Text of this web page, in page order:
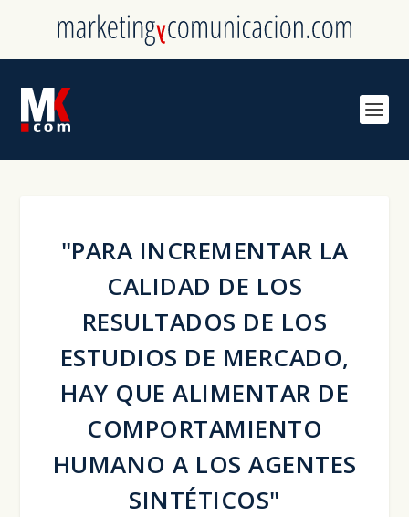
"PARA INCREMENTAR LA
CALIDAD DE LOS
RESULTADOS DE LOS
ESTUDIOS DE MERCADO,
HAY QUE ALIMENTAR DE
COMPORTAMIENTO
HUMANO A LOS AGENTES
SINTÉTICOS"